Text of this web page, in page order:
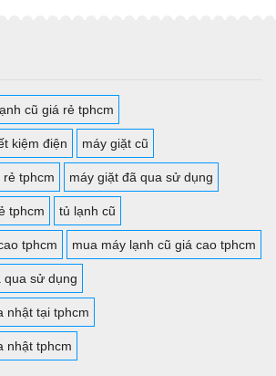
cũ giá rẻ tphcm
kiệm điện máy giặt cũ
rẻ tphcm máy giặt đã qua sử dụng
tphcm tủ lạnh cũ
tphcm mua máy lạnh cũ giá cao tphcm
qua sử dụng
nhật tại tphcm
nhật tphcm